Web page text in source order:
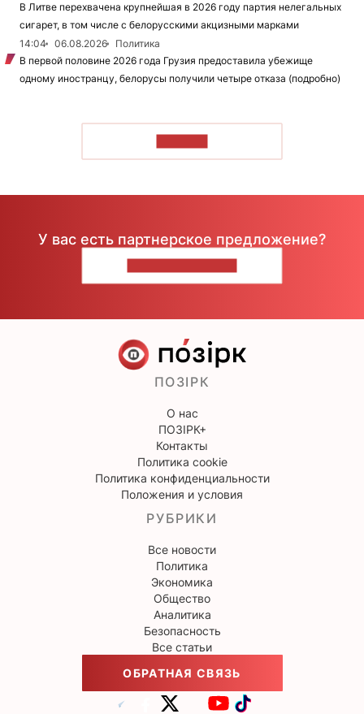
В Литве перехвачена крупнейшая в 2026 году партия нелегальных
сигарет, в том числе с белорусскими акцизными марками
14:04
06.08.2026
Политика
В первой половине 2026 года Грузия предоставила убежище
одному иностранцу, белорусы получили четыре отказа (подробно)
У вас есть партнерское предложение?
ПОЗІРК
О нас
ПОЗІРК+
Контакты
Политика cookie
Политика конфиденциальности
Положения и условия
РУБРИКИ
Все новости
Политика
Экономика
Общество
Аналитика
Безопасность
Все статьи
ОБРАТНАЯ СВЯЗЬ